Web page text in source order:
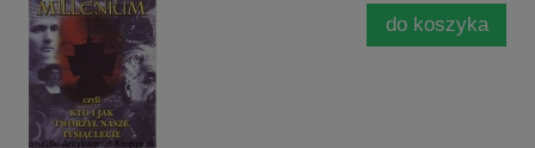
do koszyka